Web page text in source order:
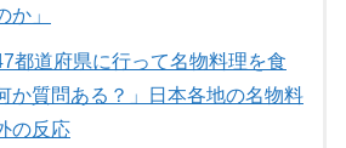
か」
都道府県に行って名物料理を食
か質問ある？」日本各地の名物料
の反応